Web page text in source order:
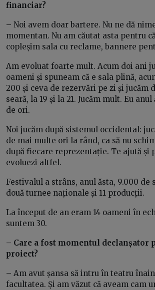
financiar?
– Noi avem doar bartere. Nu ne dă
momentan. Nu am căutat asta pentru
copleșim sala cu reclame, bannere
Am evoluat foarte mult. Acum doi ani
oameni și spuneam că e sala plină,
200 și ceva de rezervări pe zi și jucăm
seară, la 19 și la 21. Jucăm mult. Eu
de ori.
Noi jucăm după sistemul occidental:
de mai multe ori la rând, ca să nu
după fiecare reprezentație. Te ajută și
evoluezi altfel.
Festivalul a strâns, anul ăsta, 9.000 de
două turnee naționale și 11 producții.
La început de an eram 14 oameni în
suntem 30.
– Care a fost momentul declanșator
proiect?
– Am avut șansa să intru în teatru
facultatea. Și am văzut că aveam cam